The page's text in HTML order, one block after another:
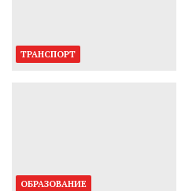
ТРАНСПОРТ
ОБРАЗОВАНИЕ